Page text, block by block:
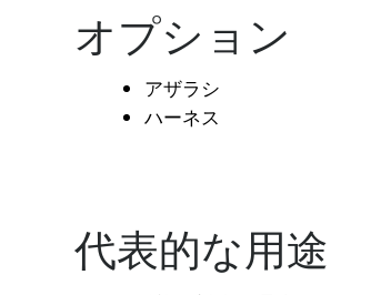
オプション
アザラシ
ハーネス
代表的な用途